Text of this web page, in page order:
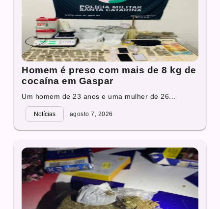
Homem é preso com mais de 8 kg de
cocaína em Gaspar
Um homem de 23 anos e uma mulher de 26...
Notícias agosto 7, 2026